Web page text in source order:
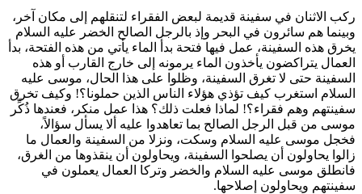
ركب الاثنان في سفينة قديمة لبعض الفقراء لتنقلهم إلى مكان آخر،
وبينما هم سائرون في البحر وإذ بالرجل الصالح الخضر عليه السلام
يخرق هذه السفينة، عمل فيها فتحة بدأ الماء يأتي من هذه الفتحة، بدأ
العمال يتراكضون يأخذون الماء يرمونه إلى خارج القارب أو هذه
السفينة حتى لا تغرق السفينة، وظلوا على هذا الحال، موسى عليه
السلام استغرب كيف تؤذي هؤلاء الناس الذين حملونا؟! وكيف تخرق
سفينتهم وهم فقراء؟! لماذا فعلت ذلك؟ هذا عمل منكر، فعندها ذُكِّر
موسى من قبل الرجل الصالح بما تعاهدوا عليه ألا يسأل سؤالاً،
فخجل موسى عليه السلام وسكت، ونزلا من السفينة والعمال ما
زالوا يحاولون أن يصلحوا السفينة، ويحاولون أن ينقذوها من الغرق،
فانطلق موسى عليه السلام والخضر وتركا العمال يعملون في
سفينتهم ويحاولون إصلاحها.